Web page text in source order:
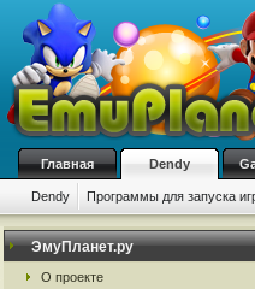
Главная Dendy
Dendy Программы для запуска
ЭмуПланет.ру
О проекте